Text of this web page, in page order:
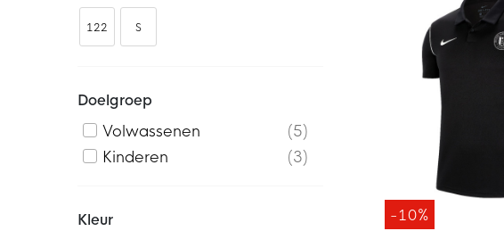
-10%
122 S
Doelgroep
Volwassenen
5
Kinderen
3
Kleur